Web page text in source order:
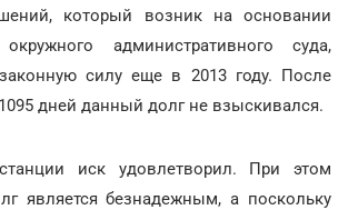
который возник на основании
окружного административного суда,
силу еще в 2013 году. После
дней данный долг не взыскивался.
иск удовлетворил. При этом
является безнадежным, а поскольку